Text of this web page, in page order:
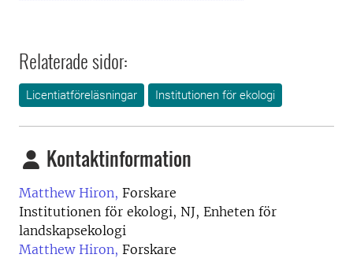
Relaterade sidor:
Licentiatföreläsningar Institutionen för ekologi
Kontaktinformation
Matthew Hiron, Forskare
Institutionen för ekologi, NJ, Enheten för
landskapsekologi
Matthew Hiron, Forskare